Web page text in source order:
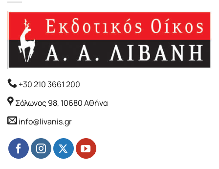
+30 210 3661 200
Σόλωνος 98, 10680 Αθήνα
info@livanis.gr